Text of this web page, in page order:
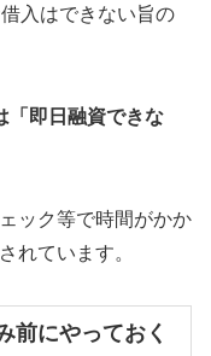
入はできない旨の
「即日融資できな
ック等で時間がかか
れています。
前にやっておく